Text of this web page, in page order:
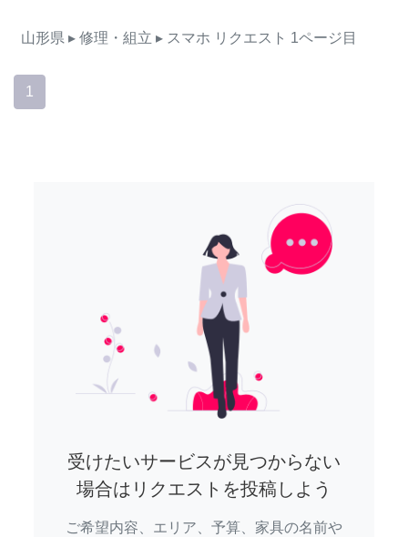
山形県 ▸ 修理・組立 ▸ スマホ リクエスト 1ページ目
1
受けたいサービスが見つからない
場合はリクエストを投稿しよう
ご希望内容、エリア、予算、家具の名前や